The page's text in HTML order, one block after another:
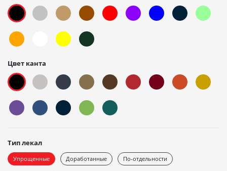
Цвет канта
Тип лекал
Упрощенные Доработанные По-отдельности